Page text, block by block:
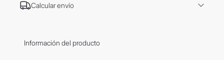
Calcular envío
Información del producto